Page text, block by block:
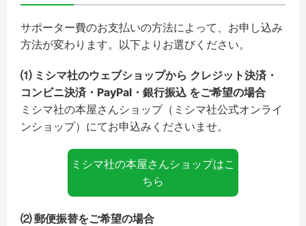
サポーター費のお支払いの方法によって、お申し込み
方法が変わります。以下よりお選びください。
⑴ ミシマ社のウェブショップから クレジット決済・
コンビニ決済・PayPal・銀行振込 をご希望の場合
ミシマ社の本屋さんショップ（ミシマ社公式オンライ
ンショップ）にてお申込みくださいませ。
ミシマ社の本屋さんショップはこ
ちら
⑵ 郵便振替をご希望の場合